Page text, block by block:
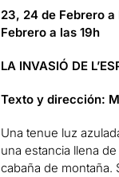
23, 24 de Febrero
Febrero a las 19h
LA INVASIÓ DE
Texto y dirección:
Una tenue luz
una estancia llena
cabaña de montaña.